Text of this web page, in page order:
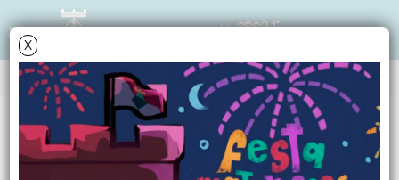
X
AGENDA
Dilluns25 novembre 2013